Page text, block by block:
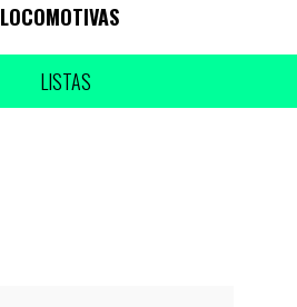
LOCOMOTIVAS
LISTAS